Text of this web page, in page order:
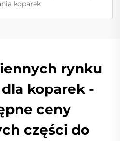
koparek
rynku
koparek -
ceny
części do